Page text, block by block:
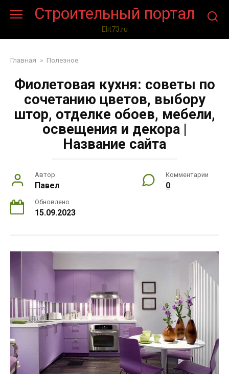
Строительный портал
Elit73.ru
Главная » Полезное
Фиолетовая кухня: советы по
сочетанию цветов, выбору
штор, отделке обоев, мебели,
освещения и декора |
Название сайта
Автор
Павел
Комментарии
0
Обновлено
15.09.2023